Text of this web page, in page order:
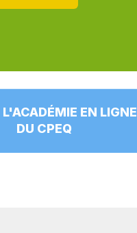
EN LIGNE
DU CPEQ